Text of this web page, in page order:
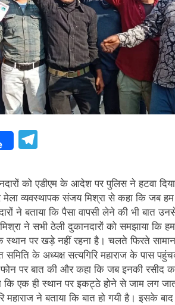
को एडीएम के आदेश पर पुलिस ने हटवा
व्यवस्थापक संजय मिश्रा से कहा कि जब हम
ने बताया कि पैसा वापसी लेने की भी बात
ने सभी ठेली दुकानदारों को समझाया कि
स्थान पर खड़े नहीं रहना है। चलते फिरते
के अध्यक्ष सत्यगिरि महाराज के पास
पर बात की और कहा कि जब इनकी रसीद
कि एक ही स्थान पर इकट्ठे होने से जाम लग
ने बताया कि बात हो गयी है। इसके